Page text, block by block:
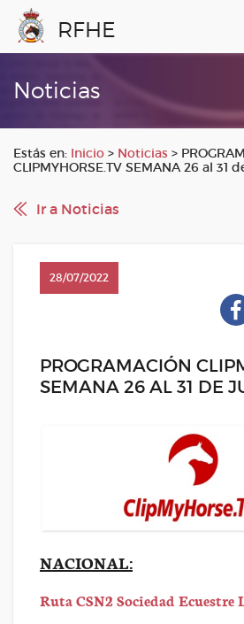
RFHE
Noticias
Estás en: Inicio > Noticias >
CLIPMYHORSE.TV SEMANA 26 al 31
Ir a Noticias
28/07/2022
PROGRAMACIÓN
SEMANA 26 AL 31 DE
NACIONAL:
Ruta CSN2 Sociedad Ecuestre